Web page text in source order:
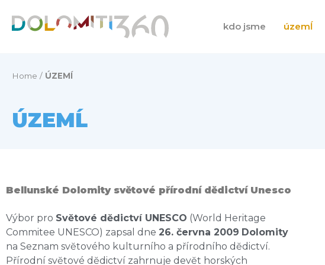
obsah
kdo jsme územĺ
Home / ÚZEMĺ
ÚZEMĹ
Bellunské Dolomity svĕtové přírodní dĕdictví Unesco
Výbor pro Svĕtové dĕdictví UNESCO (World Heritage
Commitee UNESCO) zapsal dne 26. června 2009 Dolomity
na Seznam svĕtového kulturního a přírodního dĕdictví.
Přírodní svĕtové dĕdictví zahrnuje devĕt horských